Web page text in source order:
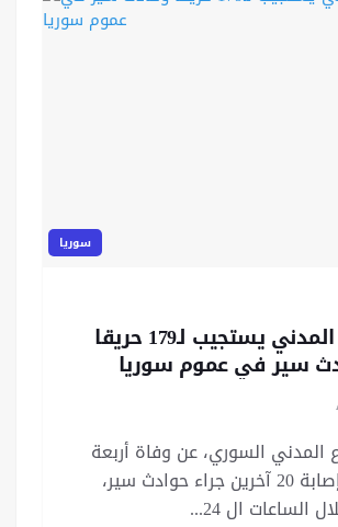
سوريا
الدفاع المدني يستجيب لـ179 حريقا
سير في عموم سوريا
المدني السوري، عن وفاة أربعة
أشخاص وإصابة 20 آخرين جراء حوادث سير،
‏الساعات ال 24...